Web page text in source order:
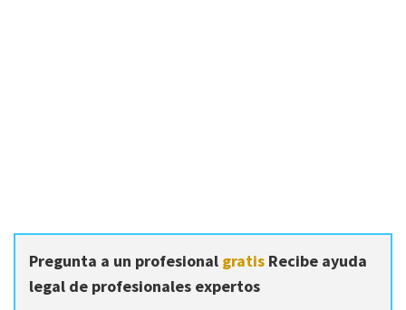
Pregunta a un profesional gratis Recibe ayuda
legal de profesionales expertos